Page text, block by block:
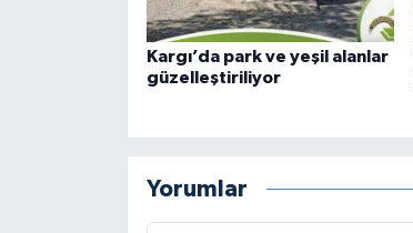
Kargı’da park ve yeşil alanlar
güzelleştiriliyor
Yorumlar